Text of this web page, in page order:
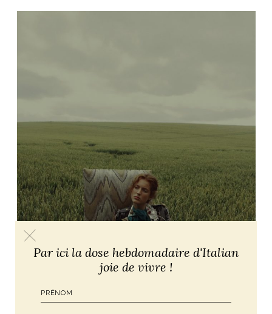
Par ici la dose hebdomadaire d'Italian
joie de vivre !